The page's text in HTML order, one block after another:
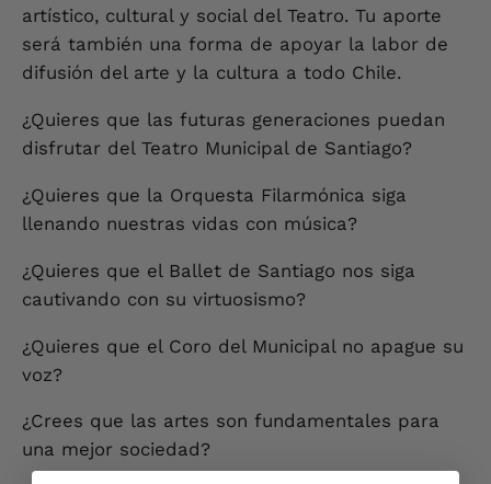
artístico, cultural y social del Teatro. Tu aporte
será también una forma de apoyar la labor de
difusión del arte y la cultura a todo Chile.
¿Quieres que las futuras generaciones puedan
disfrutar del Teatro Municipal de Santiago?
¿Quieres que la Orquesta Filarmónica siga
llenando nuestras vidas con música?
¿Quieres que el Ballet de Santiago nos siga
cautivando con su virtuosismo?
¿Quieres que el Coro del Municipal no apague su
voz?
¿Crees que las artes son fundamentales para
una mejor sociedad?